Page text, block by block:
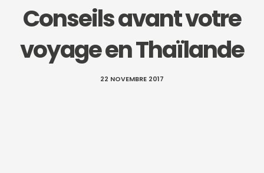
Conseils avant votre
voyage en Thaïlande
22 NOVEMBRE 2017